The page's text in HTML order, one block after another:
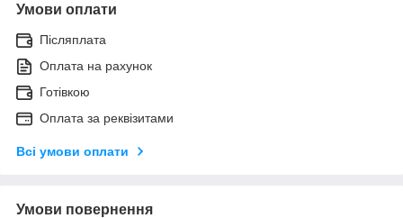
Умови оплати
Післяплата
Оплата на рахунок
Готівкою
Оплата за реквізитами
Всі умови оплати
Умови повернення